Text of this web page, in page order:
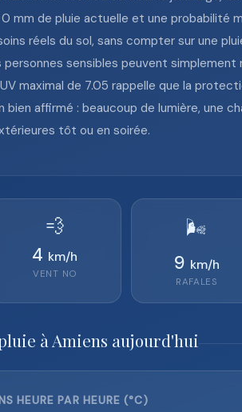
mm de pluie actuelle et une probabilité
réels du sol, sans compter sur une
sensibles peuvent
maximal de 7.05 rappelle que la
bien affirmé : beaucoup de lumière, une
tôt ou en soirée.
💨
4 km/h
VENT NO
🌬️
9 km/h
RAFALES
à Amiens aujourd'hui
HEURE PAR HEURE (°C)